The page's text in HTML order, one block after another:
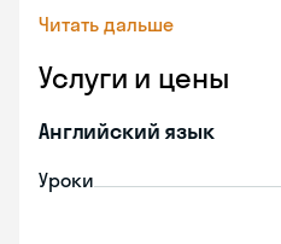
Читать дальше
Услуги и цены
Английский язык
Уроки